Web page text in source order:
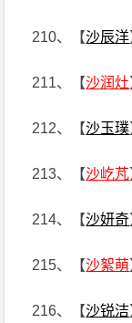
210、【沙辰洋
211、【沙润灶
212、【沙玉璞
213、【沙屹芃
214、【沙妍奇
215、【沙絮萌
216、【沙锐洁